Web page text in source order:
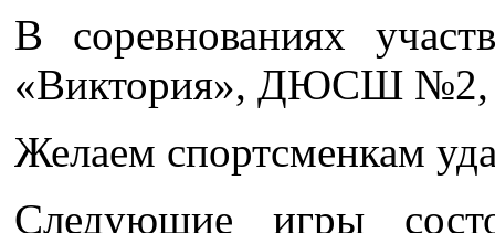
В соревнованиях
«Виктория», ДЮСШ №2,
Желаем спортсменкам
Следующие игры